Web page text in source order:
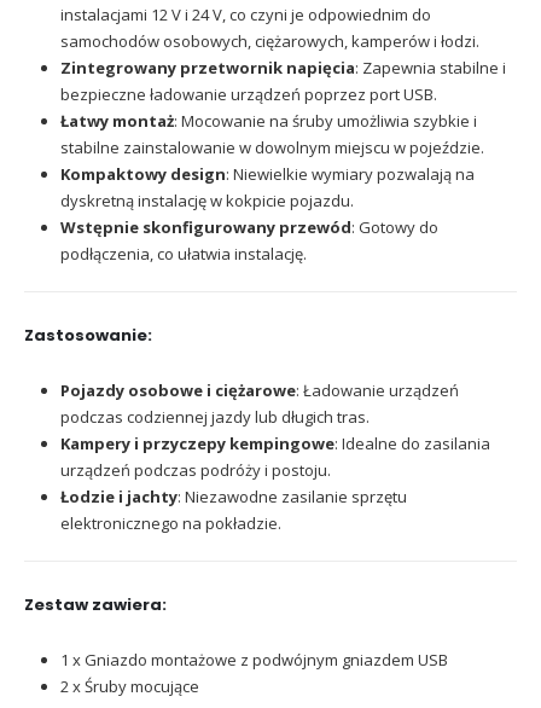
instalacjami 12 V i 24 V, co czyni je odpowiednim do
samochodów osobowych, ciężarowych, kamperów i łodzi.
Zintegrowany przetwornik napięcia: Zapewnia stabilne i
bezpieczne ładowanie urządzeń poprzez port USB.
Łatwy montaż: Mocowanie na śruby umożliwia szybkie i
stabilne zainstalowanie w dowolnym miejscu w pojeździe.
Kompaktowy design: Niewielkie wymiary pozwalają na
dyskretną instalację w kokpicie pojazdu.
Wstępnie skonfigurowany przewód: Gotowy do
podłączenia, co ułatwia instalację.
Zastosowanie:
Pojazdy osobowe i ciężarowe: Ładowanie urządzeń
podczas codziennej jazdy lub długich tras.
Kampery i przyczepy kempingowe: Idealne do zasilania
urządzeń podczas podróży i postoju.
Łodzie i jachty: Niezawodne zasilanie sprzętu
elektronicznego na pokładzie.
Zestaw zawiera:
1 x Gniazdo montażowe z podwójnym gniazdem USB
2 x Śruby mocujące